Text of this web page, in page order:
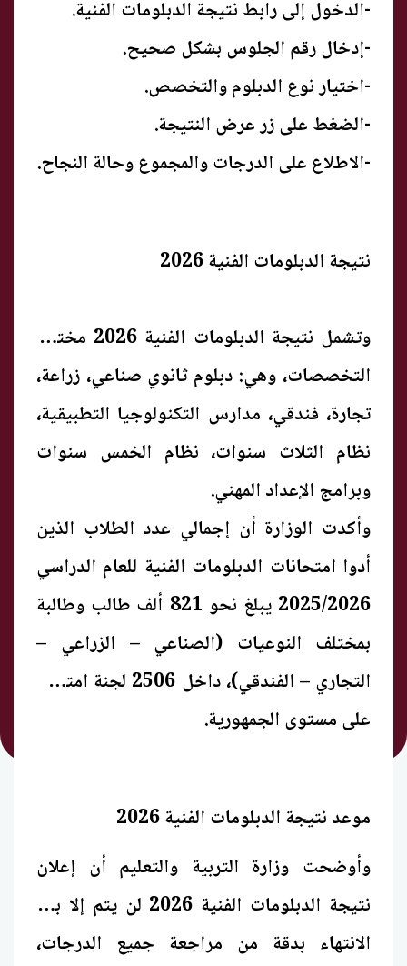
-الدخول إلى رابط نتيجة الدبلومات الفنية.
-إدخال رقم الجلوس بشكل صحيح.
-اختيار نوع الدبلوم والتخصص.
-الضغط على زر عرض النتيجة.
-الاطلاع على الدرجات والمجموع وحالة النجاح.
نتيجة الدبلومات الفنية 2026
وتشمل نتيجة الدبلومات الفنية 2026 مختلف
التخصصات، وهي: دبلوم ثانوي صناعي، زراعة،
تجارة، فندقي، مدارس التكنولوجيا التطبيقية،
نظام الثلاث سنوات، نظام الخمس سنوات
وبرامج الإعداد المهني.
وأكدت الوزارة أن إجمالي عدد الطلاب الذين
أدوا امتحانات الدبلومات الفنية للعام الدراسي
2025/2026 يبلغ نحو 821 ألف طالب وطالبة
بمختلف النوعيات (الصناعي – الزراعي –
التجاري – الفندقي)، داخل 2506 لجنة امتحان
على مستوى الجمهورية.
موعد نتيجة الدبلومات الفنية 2026
وأوضحت وزارة التربية والتعليم أن إعلان
نتيجة الدبلومات الفنية 2026 لن يتم إلا بعد
الانتهاء بدقة من مراجعة جميع الدرجات،